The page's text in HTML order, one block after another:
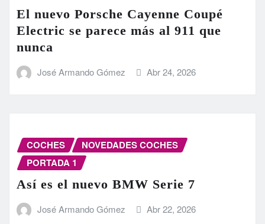
El nuevo Porsche Cayenne Coupé
Electric se parece más al 911 que
nunca
José Armando Gómez Abr 24, 2026
COCHES
NOVEDADES COCHES
PORTADA 1
Así es el nuevo BMW Serie 7
José Armando Gómez Abr 22, 2026